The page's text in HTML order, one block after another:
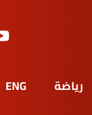
رياضة ENG